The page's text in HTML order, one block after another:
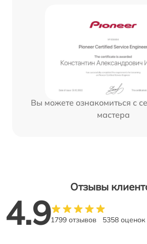
Вы можете ознакомиться с
мастера
Отзывы
4.91799 отзывов 5358 оценок